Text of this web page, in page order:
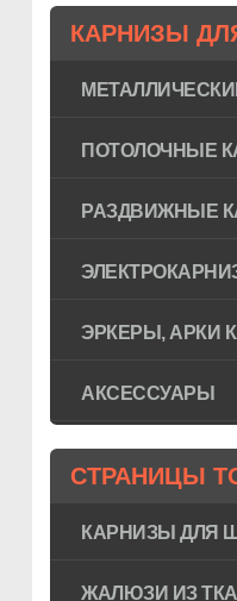
КАРНИЗЫ
ПОТОЛОЧНЫЕ
РАЗДВИЖНЫЕ
ЭРКЕРЫ, АРКИ
АКСЕССУАРЫ
СТРАНИЦЫ
КАРНИЗЫ ДЛЯ
ЖАЛЮЗИ ИЗ